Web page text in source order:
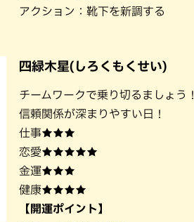
アクション：靴下を新調する
四緑木星(しろくもくせい)
チームワークで乗り切るましょう！
信頼関係が深まりやすい日！
仕事★★★
恋愛★★★★★
金運★★★
健康★★★★
【開運ポイント】